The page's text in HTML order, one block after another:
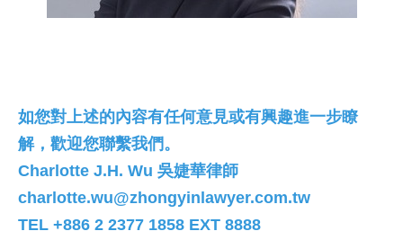
如您對上述的內容有任何意見或有興趣進一步瞭
解，歡迎您聯繫我們。
Charlotte J.H. Wu 吳婕華律師
charlotte.wu@zhongyinlawyer.com.tw
TEL +886 2 2377 1858 EXT 8888